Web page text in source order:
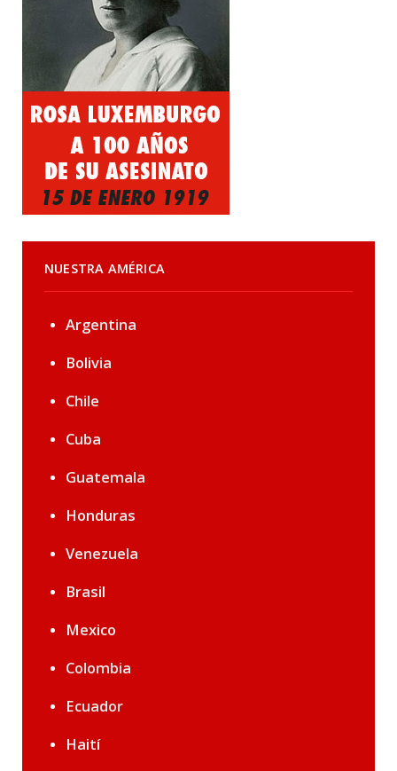
NUESTRA AMÉRICA
Argentina
Bolivia
Chile
Cuba
Guatemala
Honduras
Venezuela
Brasil
Mexico
Colombia
Ecuador
Haití